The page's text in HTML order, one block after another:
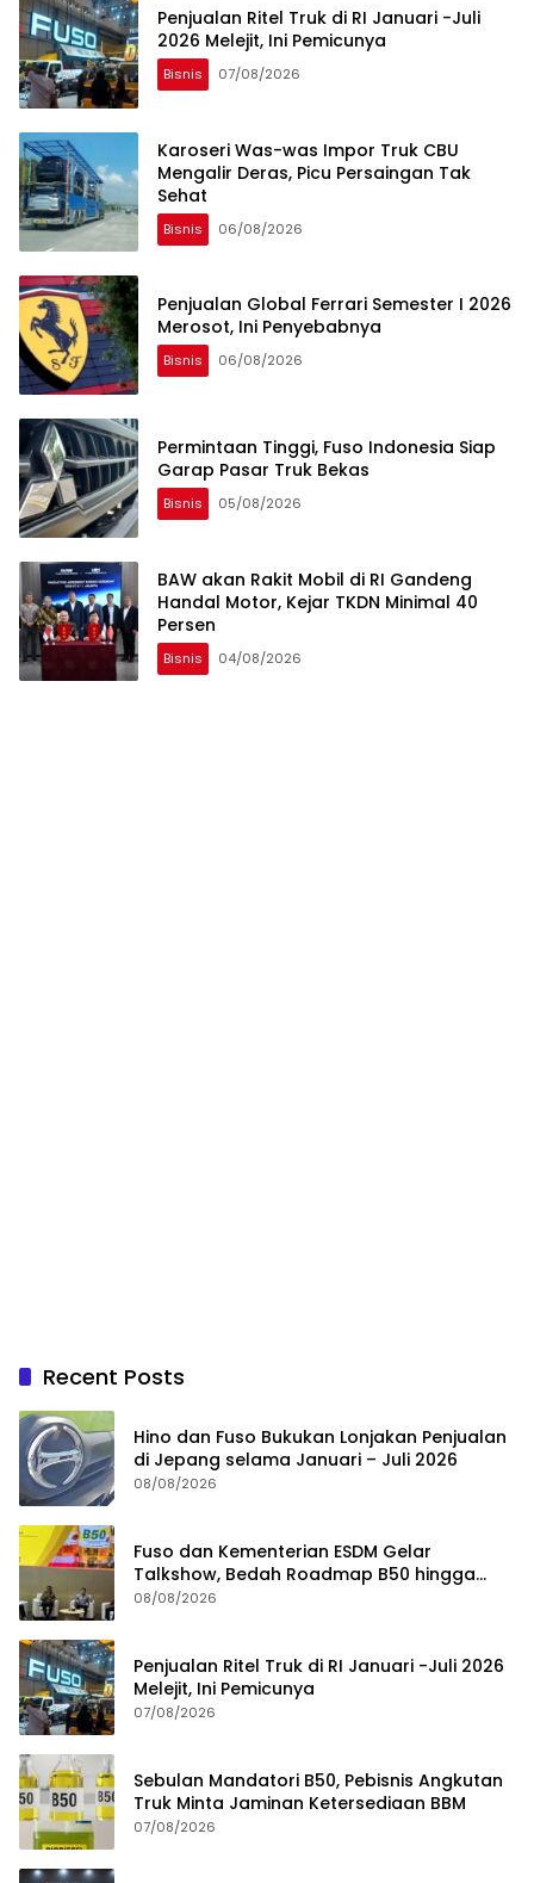
Penjualan Ritel Truk di RI Januari -Juli
2026 Melejit, Ini Pemicunya
Bisnis 07/08/2026
Karoseri Was-was Impor Truk CBU
Mengalir Deras, Picu Persaingan Tak
Sehat
Bisnis 06/08/2026
Penjualan Global Ferrari Semester I 2026
Merosot, Ini Penyebabnya
Bisnis 06/08/2026
Permintaan Tinggi, Fuso Indonesia Siap
Garap Pasar Truk Bekas
Bisnis 05/08/2026
BAW akan Rakit Mobil di RI Gandeng
Handal Motor, Kejar TKDN Minimal 40
Persen
Bisnis 04/08/2026
Recent Posts
Hino dan Fuso Bukukan Lonjakan Penjualan
di Jepang selama Januari – Juli 2026
08/08/2026
Fuso dan Kementerian ESDM Gelar
Talkshow, Bedah Roadmap B50 hingga
Dampaknya
08/08/2026
Penjualan Ritel Truk di RI Januari -Juli 2026
Melejit, Ini Pemicunya
07/08/2026
Sebulan Mandatori B50, Pebisnis Angkutan
Truk Minta Jaminan Ketersediaan BBM
07/08/2026